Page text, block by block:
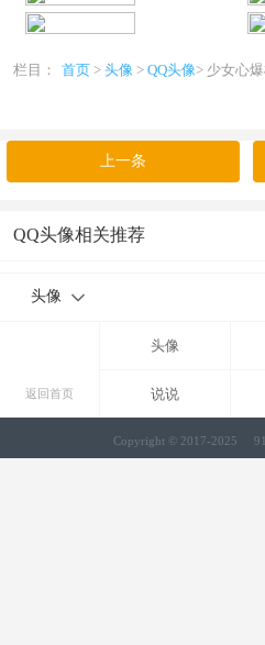
栏目： 首页 > 头像 > QQ头像> 少女心
上一条
QQ头像相关推荐
头像
返回首页
头像
说说
Copyright © 2017-2025